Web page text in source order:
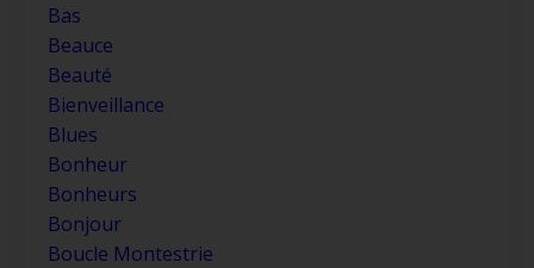
Bas
Beauce
Beauté
Bienveillance
Blues
Bonheur
Bonheurs
Bonjour
Boucle Montestrie